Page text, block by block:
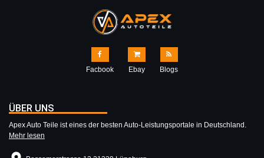
Facbook Ebay Blogs
ÜBER UNS
Apex Auto Teile ist eines der besten Auto-Leistungsportale in Deutschland.
Mehr lesen